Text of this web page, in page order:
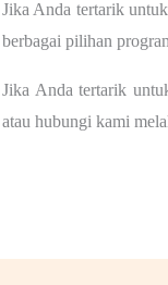
Jika Anda tertarik
berbagai pilihan
Jika Anda tertarik
atau hubungi kami